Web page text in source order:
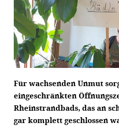
Für wachsenden Unmut
eingeschränkten
Rheinstrandbads, das an
gar komplett geschlossen